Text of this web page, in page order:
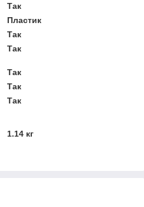
Так
Пластик
Так
Так
Так
Так
Так
1.14 кг